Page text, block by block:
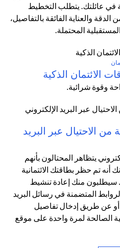
في عائلتك. يتطلب التخطيط
والعناية الفائقة بالتفاصيل،
المحتملة.
الائتمان الذكية
وقوة شرائية.
الاحتيال عبر البريد
يتظاهر المحتالون بأنهم
تم حظر بطاقتك الائتمانية
منك إعادة تنشيط
المتضمنة في رسائل البريد
أو عن طريق إدخال تفاصيل
الصالحة لمرة واحدة على موقع